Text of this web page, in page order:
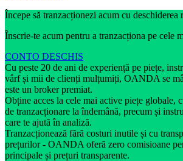
Începe să tranzacționezi acum cu deschiderea
Înscrie-te acum pentru a tranzacționa pe cele
CONTO DESCHIS
Cu peste 20 de ani de experiență pe piețe,
vârf și mii de clienți mulțumiți, OANDA se
este un broker premiat.
Obține acces la cele mai active piețe globale,
de tranzacționare la îndemână, precum și
care te ajută în analiză.
Tranzacționează fără costuri inutile și cu
prețurilor - OANDA oferă zero comisioane
principale și prețuri transparente.